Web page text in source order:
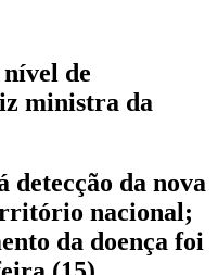
de
ministra da
detecção da nova
nacional;
da doença foi